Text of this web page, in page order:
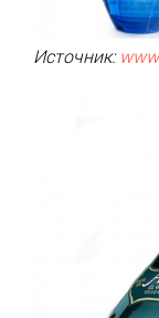
Источник: